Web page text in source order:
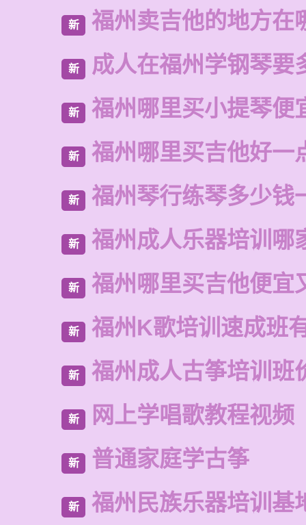
新 福州卖吉他的地方在
新 成人在福州学钢琴要
新 福州哪里买小提琴便
新 福州哪里买吉他好一
新 福州琴行练琴多少钱
新 福州成人乐器培训哪
新 福州哪里买吉他便宜
新 福州K歌培训速成班
新 福州成人古筝培训班
新 网上学唱歌教程视频
新 普通家庭学古筝
新 福州民族乐器培训基